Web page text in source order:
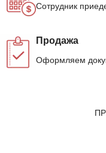
Сотрудник
Продажа
Оформляем